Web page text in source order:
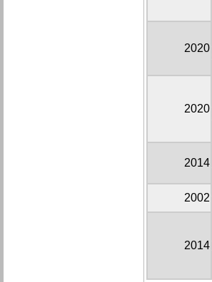
2020
2020
2014
2002
2014